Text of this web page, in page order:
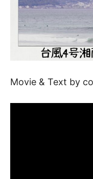
Movie & Text by